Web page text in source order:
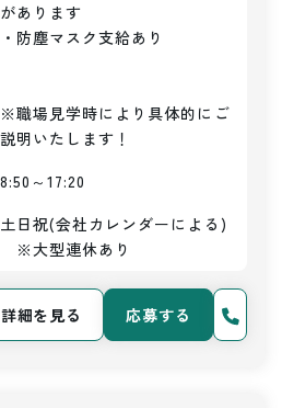
があります
・防塵マスク支給あり
※職場見学時により具体的にご
説明いたします！
8:50～17:20
土日祝(会社カレンダーによる)
※大型連休あり
詳細を見る 応募する